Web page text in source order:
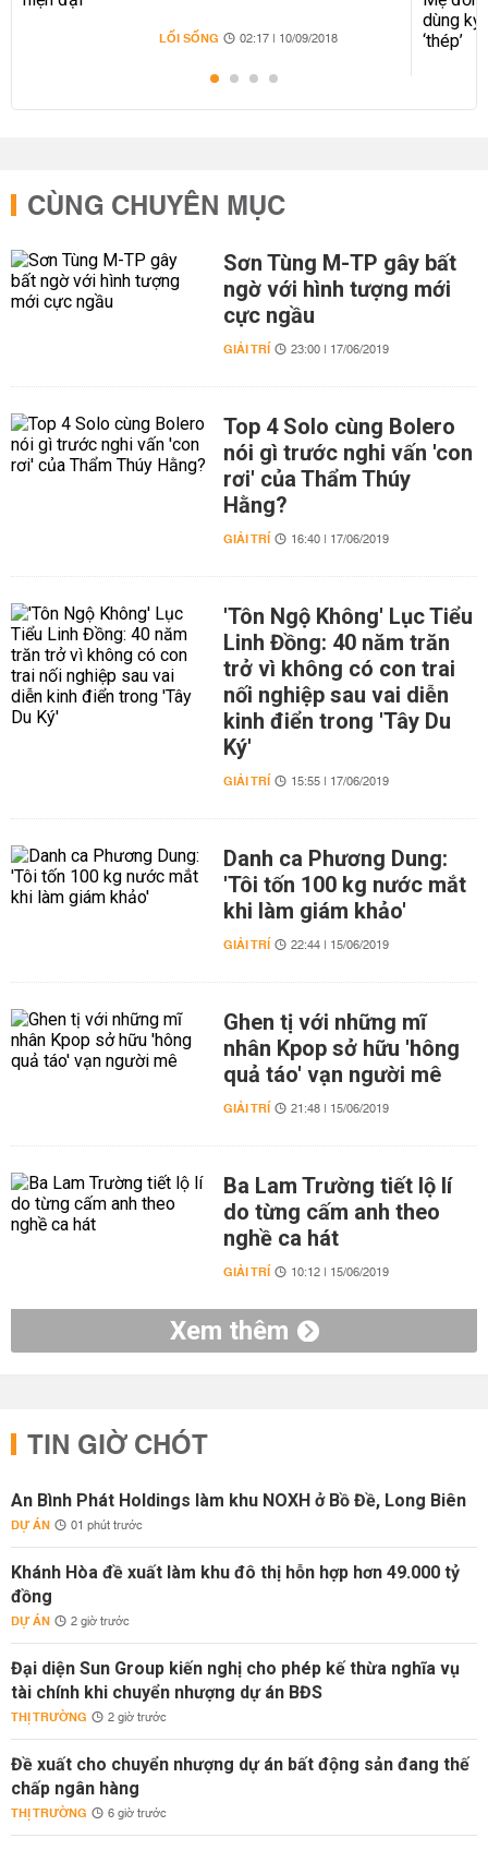
LỐI SỐNG 02:17 | 10/09/2018
CÙNG CHUYÊN MỤC
Sơn Tùng M-TP gây bất
ngờ với hình tượng mới
cực ngầu
GIẢI TRÍ 23:00 | 17/06/2019
Top 4 Solo cùng Bolero
nói gì trước nghi vấn 'con
rơi' của Thẩm Thúy
Hằng?
GIẢI TRÍ 16:40 | 17/06/2019
'Tôn Ngộ Không' Lục Tiểu
Linh Đồng: 40 năm trăn
trở vì không có con trai
nối nghiệp sau vai diễn
kinh điển trong 'Tây Du
Ký'
GIẢI TRÍ 15:55 | 17/06/2019
Danh ca Phương Dung:
'Tôi tốn 100 kg nước mắt
khi làm giám khảo'
GIẢI TRÍ 22:44 | 15/06/2019
Ghen tị với những mĩ
nhân Kpop sở hữu 'hông
quả táo' vạn người mê
GIẢI TRÍ 21:48 | 15/06/2019
Ba Lam Trường tiết lộ lí
do từng cấm anh theo
nghề ca hát
GIẢI TRÍ 10:12 | 15/06/2019
Xem thêm
TIN GIỜ CHÓT
An Bình Phát Holdings làm khu NOXH ở Bồ Đề, Long Biên
DỰ ÁN 01 phút trước
Khánh Hòa đề xuất làm khu đô thị hỗn hợp hơn 49.000 tỷ
đồng
DỰ ÁN 2 giờ trước
Đại diện Sun Group kiến nghị cho phép kế thừa nghĩa vụ
tài chính khi chuyển nhượng dự án BĐS
THỊ TRƯỜNG 2 giờ trước
Đề xuất cho chuyển nhượng dự án bất động sản đang thế
chấp ngân hàng
THỊ TRƯỜNG 6 giờ trước